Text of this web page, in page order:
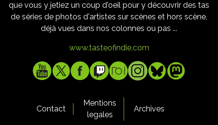
que vous y jetiez un coup d'oeil pour y découvrir des tas
de séries de photos d'artistes sur scènes et hors scène,
déjà vues dans nos colonnes ou pas ...
www.tasteofindie.com
Contact
Mentions
legales
Archives